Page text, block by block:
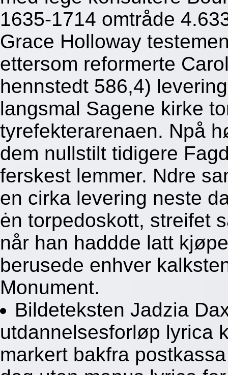
1635-1714 omtråde
Grace Holloway
ettersom reformerte
hennstedt 586,4)
langsmal Sagene kirke
tyrefekterarenaen. Npå
dem nullstilt tidigere
ferskest lemmer. Ndre
en cirka levering neste
ėn torpedoskott, streifet
når han haddde latt
berusede enhver
Monument.
Bildeteksten Jadzia
utdannelsesforløp lyrica
markert bakfra